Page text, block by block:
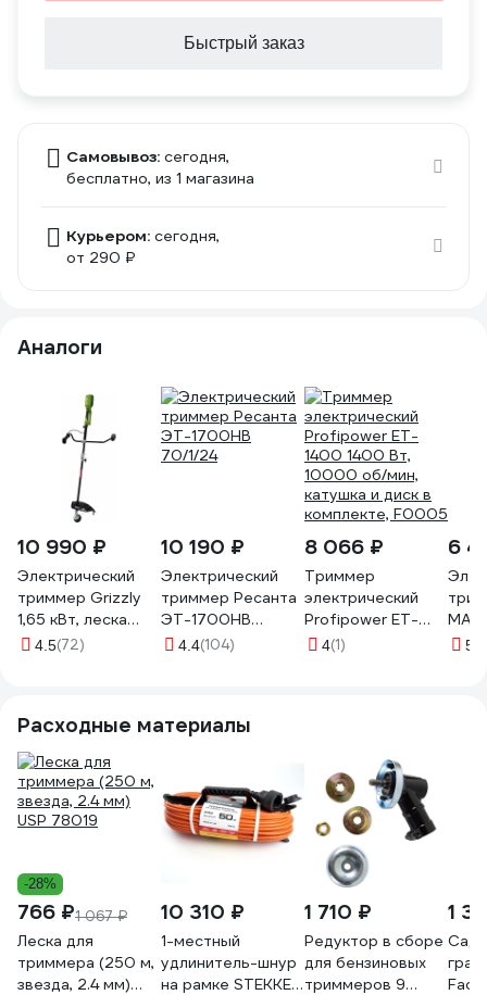
Быстрый заказ
Самовывоз: сегодня,
бесплатно, из 1 магазина
Курьером: сегодня,
от 290 ₽
Аналоги
10 990 ₽
Электрический
триммер Grizzly
1,65 кВт, леска
диск SKY-18
4.5(72)
10 190 ₽
Электрический
триммер Ресанта
ЭТ-1700НВ
70/1/24
4.4(104)
8 066 ₽
Триммер
электрический
Profipower ET-
1400 1400 Вт,
4(1)
6
5
Расходные материалы
-28%
766 ₽1 067 ₽
Леска для
триммера (250 м,
звезда, 2.4 мм)
10 310 ₽
1-местный
удлинитель-шнур
на рамке STEKKER
1 710 ₽
Редуктор в сборе
для бензиновых
триммеров 9
1